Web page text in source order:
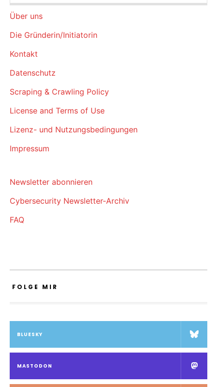
Über uns
Die Gründerin/Initiatorin
Kontakt
Datenschutz
Scraping & Crawling Policy
License and Terms of Use
Lizenz- und Nutzungsbedingungen
Impressum
Newsletter abonnieren
Cybersecurity Newsletter-Archiv
FAQ
FOLGE MIR
BLUESKY
MASTODON